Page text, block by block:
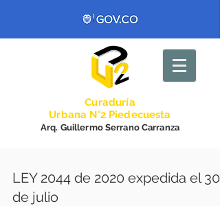
Curaduría
Urbana N°2 Piedecuesta
Arq. Guillermo Serrano Carranza
LEY 2044 de 2020 expedida el 30
de julio